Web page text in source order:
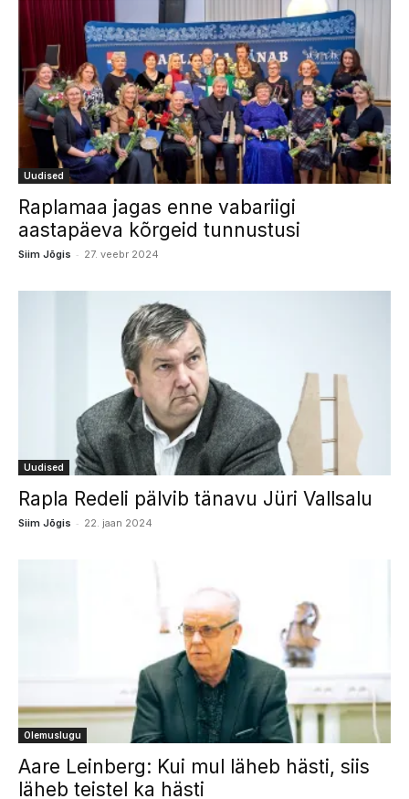
Uudised
Raplamaa jagas enne vabariigi
aastapäeva kõrgeid tunnustusi
Siim Jõgis - 27. veebr 2024
Uudised
Rapla Redeli pälvib tänavu Jüri Vallsalu
Siim Jõgis - 22. jaan 2024
Olemuslugu
Aare Leinberg: Kui mul läheb hästi, siis
läheb teistel ka hästi